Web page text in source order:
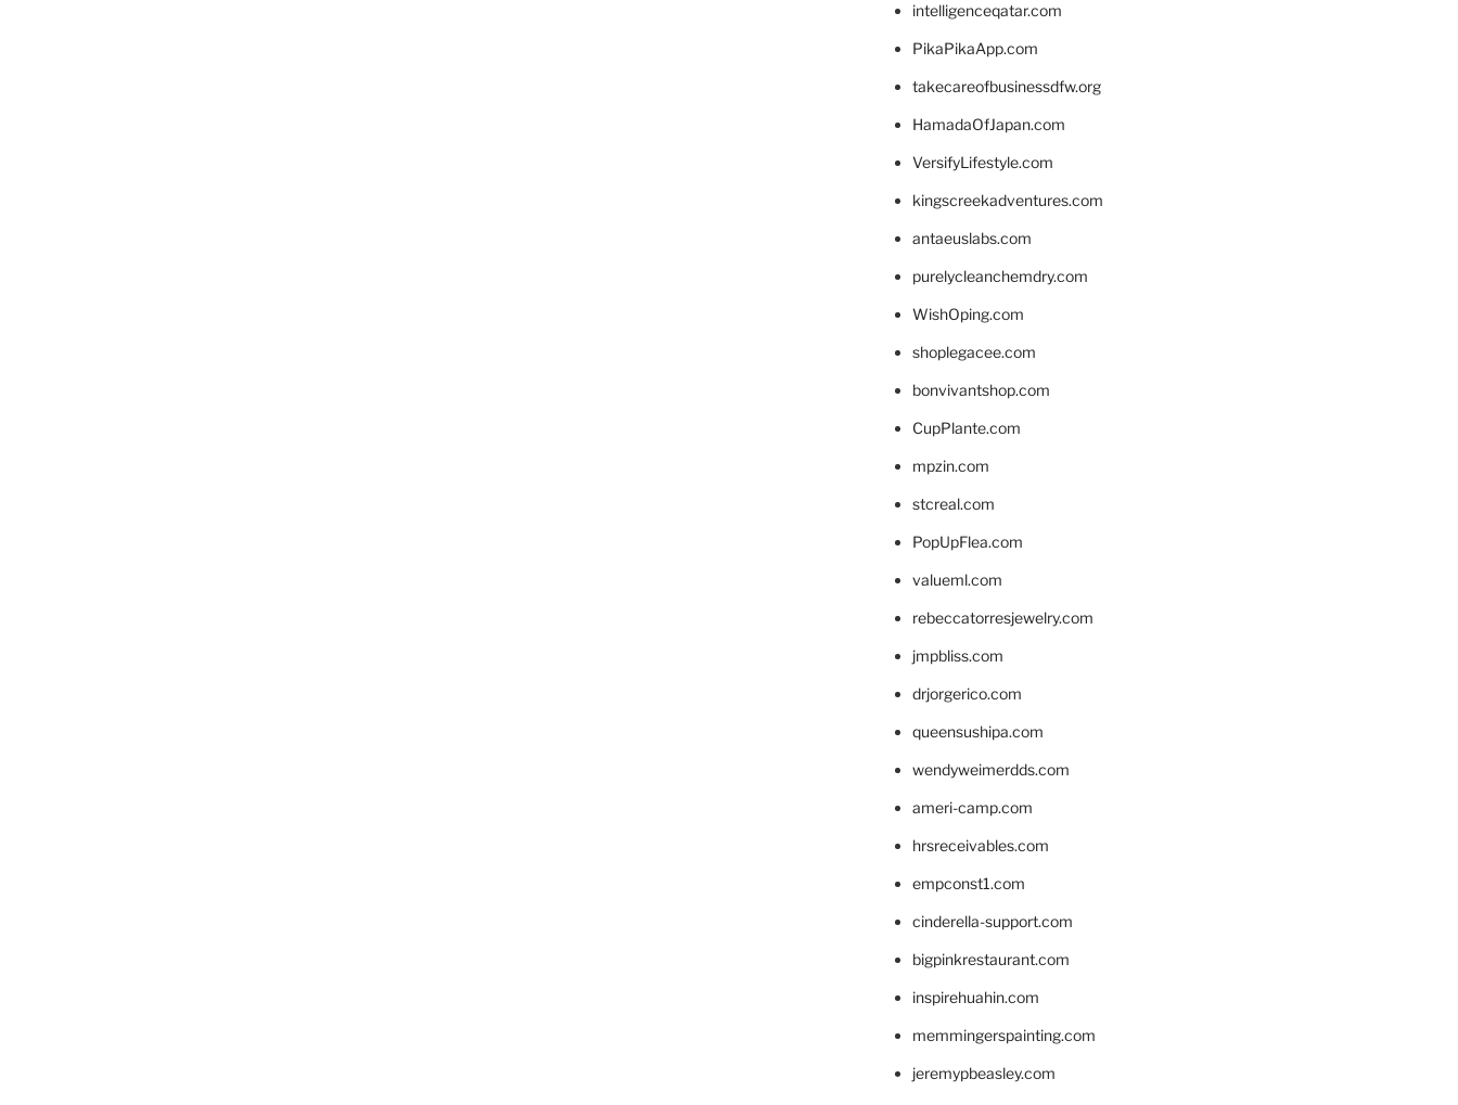
intelligenceqatar.com
PikaPikaApp.com
takecareofbusinessdfw.org
HamadaOfJapan.com
VersifyLifestyle.com
kingscreekadventures.com
antaeuslabs.com
purelycleanchemdry.com
WishOping.com
shoplegacee.com
bonvivantshop.com
CupPlante.com
mpzin.com
stcreal.com
PopUpFlea.com
valueml.com
rebeccatorresjewelry.com
jmpbliss.com
drjorgerico.com
queensushipa.com
wendyweimerdds.com
ameri-camp.com
hrsreceivables.com
empconst1.com
cinderella-support.com
bigpinkrestaurant.com
inspirehuahin.com
memmingerspainting.com
jeremypbeasley.com